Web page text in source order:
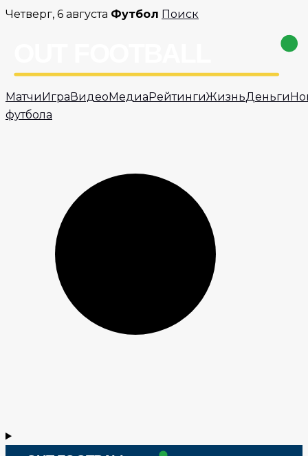
Перейти
Четверг, 6 августа Футбол Поиск
Матчи Игра Видео Медиа РейтингиЖизньДеньги
футбола